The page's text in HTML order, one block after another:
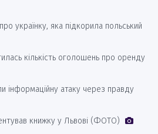
українку, яка підкорила польський
кількість оголошень про оренду
інформаційну атаку через правду
книжку у Львові (ФОТО)